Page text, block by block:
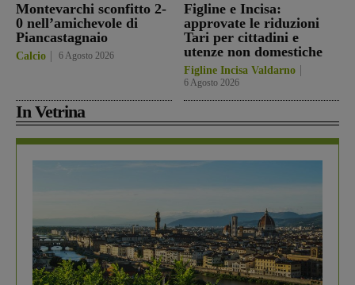
Montevarchi sconfitto 2-
0 nell’amichevole di
Piancastagnaio
Calcio 6 Agosto 2026
Figline e Incisa:
approvate le riduzioni
Tari per cittadini e
utenze non domestiche
Figline Incisa Valdarno
6 Agosto 2026
In Vetrina